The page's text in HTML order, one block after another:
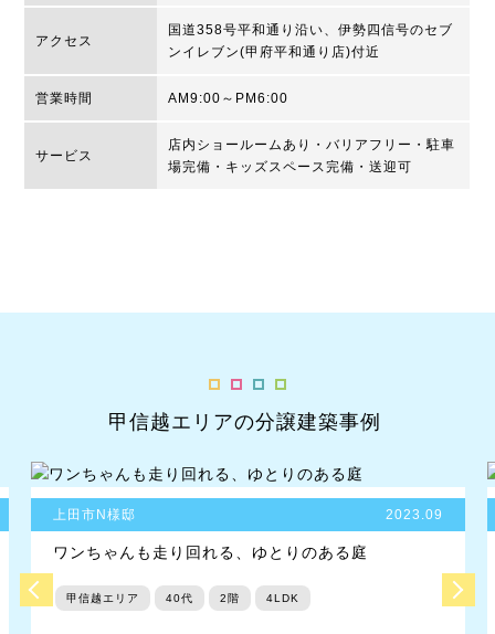
アクセス
国道358号平和通り沿い、伊勢四信号のセブ
ンイレブン(甲府平和通り店)付近
営業時間 AM9:00～PM6:00
サービス
店内ショールームあり・バリアフリー・駐車
場完備・キッズスペース完備・送迎可
甲信越エリアの分譲建築事例
上田市N様邸 2023.09
ワンちゃんも走り回れる、ゆとりのある庭
甲信越エリア 40代 2階 4LDK